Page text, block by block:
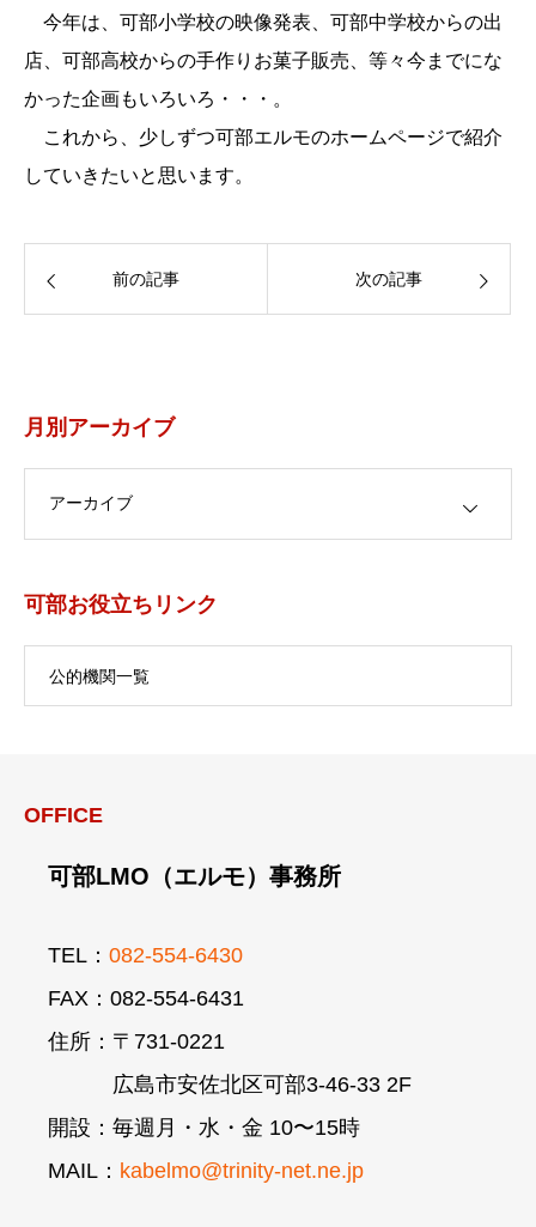
今年は、可部小学校の映像発表、可部中学校からの出
店、可部高校からの手作りお菓子販売、等々今までにな
かった企画もいろいろ・・・。
これから、少しずつ可部エルモのホームページで紹介
していきたいと思います。
前の記事 次の記事
月別アーカイブ
可部お役立ちリンク
公的機関一覧
OFFICE
可部LMO（エルモ）事務所
TEL： 082-554-6430
FAX：082-554-6431
住所：〒731-0221
広島市安佐北区可部3-46-33 2F
開設：毎週月・水・金 10〜15時
MAIL： kabelmo@trinity-net.ne.jp